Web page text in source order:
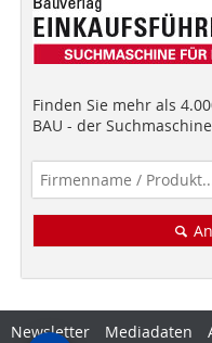
Finden Sie mehr als
BAU - der
Newsletter Mediadaten